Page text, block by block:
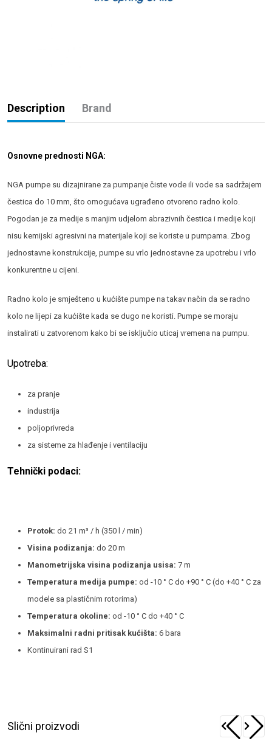
Description Brand
Osnovne prednosti NGA:
NGA pumpe su dizajnirane za pumpanje čiste vode ili vode sa sadržajem
čestica do 10 mm, što omogućava ugrađeno otvoreno radno kolo.
Pogodan je za medije s manjim udjelom abrazivnih čestica i medije koji
nisu kemijski agresivni na materijale koji se koriste u pumpama. Zbog
jednostavne konstrukcije, pumpe su vrlo jednostavne za upotrebu i vrlo
konkurentne u cijeni.
Radno kolo je smješteno u kućište pumpe na takav način da se radno
kolo ne lijepi za kućište kada se dugo ne koristi. Pumpe se moraju
instalirati u zatvorenom kako bi se isključio uticaj vremena na pumpu.
Upotreba:
za pranje
industrija
poljoprivreda
za sisteme za hlađenje i ventilaciju
Tehnički podaci:
Protok: do 21 m³ / h (350 l / min)
Visina podizanja: do 20 m
Manometrijska visina podizanja usisa: 7 m
Temperatura medija pumpe: od -10 ° C do +90 ° C (do +40 ° C za
modele sa plastičnim rotorima)
Temperatura okoline: od -10 ° C do +40 ° C
Maksimalni radni pritisak kućišta: 6 bara
Kontinuirani rad S1
Slični proizvodi